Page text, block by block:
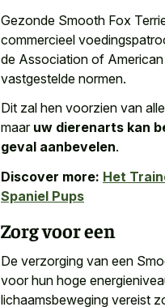
Gezonde Smooth Fox
commercieel
de Association of
vastgestelde normen.
Dit zal hen voorzien van
maar uw dierenarts kan
geval aanbevelen.
Discover more: Het
Spaniel Pups
Zorg voor een
De verzorging van een
voor hun hoge
lichaamsbeweging vereist